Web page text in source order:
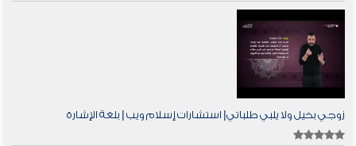
زوجي بخيل ولا يلبي طلباتي| استشارات إسلام ويب | بلغة الإشارة